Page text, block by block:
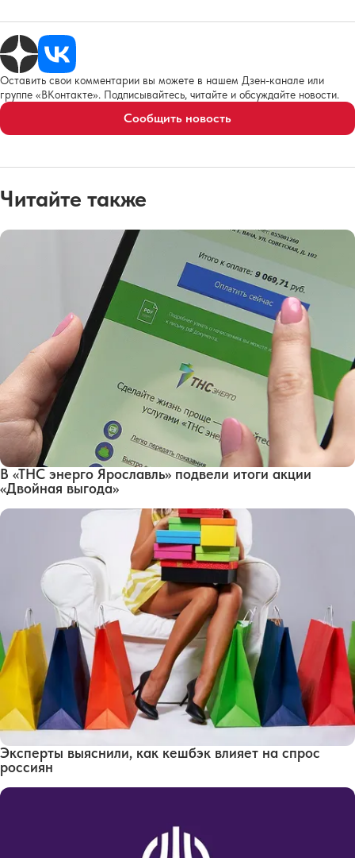
Оставить свои комментарии вы можете в нашем Дзен-канале или
группе «ВКонтакте». Подписывайтесь, читайте и обсуждайте новости.
Сообщить новость
Читайте также
В «ТНС энерго Ярославль» подвели итоги акции
«Двойная выгода»
Эксперты выяснили, как кешбэк влияет на спрос
россиян